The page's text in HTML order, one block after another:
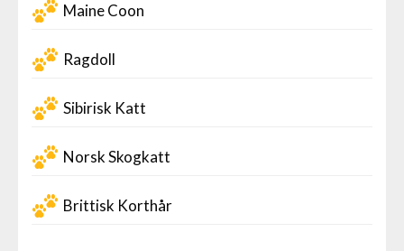
Maine Coon
Ragdoll
Sibirisk Katt
Norsk Skogkatt
Brittisk Korthår